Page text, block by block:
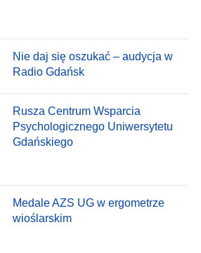
Nie daj się oszukać – audycja w
Radio Gdańsk
Rusza Centrum Wsparcia
Psychologicznego Uniwersytetu
Gdańskiego
Medale AZS UG w ergometrze
wioślarskim